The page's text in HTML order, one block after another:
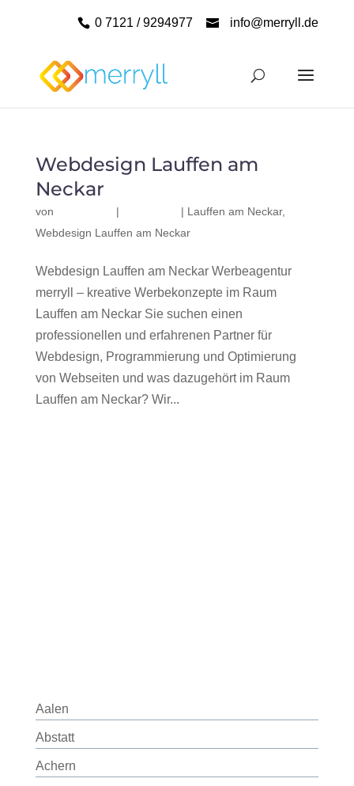
0 7121 / 9294977 info@merryll.de
Webdesign Lauffen am
Neckar
von | | Lauffen am Neckar,
Webdesign Lauffen am Neckar
Webdesign Lauffen am Neckar Werbeagentur
merryll – kreative Werbekonzepte im Raum
Lauffen am Neckar Sie suchen einen
professionellen und erfahrenen Partner für
Webdesign, Programmierung und Optimierung
von Webseiten und was dazugehört im Raum
Lauffen am Neckar? Wir...
Aalen
Abstatt
Achern